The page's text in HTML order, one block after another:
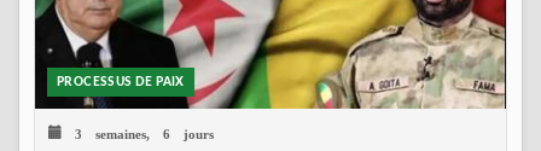
PROCESSUS DE PAIX
3 semaines, 6 jours